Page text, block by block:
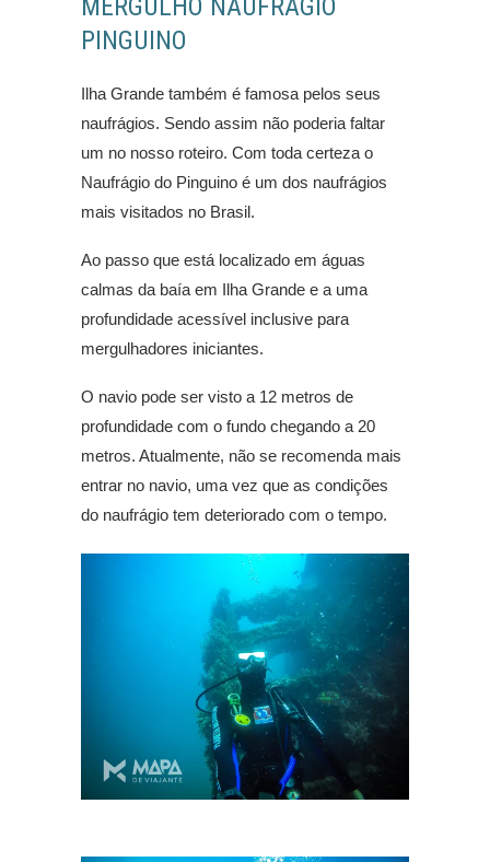
MERGULHO NAUFRÁGIO
PINGUINO
Ilha Grande também é famosa pelos seus
naufrágios. Sendo assim não poderia faltar
um no nosso roteiro. Com toda certeza o
Naufrágio do Pinguino é um dos naufrágios
mais visitados no Brasil.
Ao passo que está localizado em águas
calmas da baía em Ilha Grande e a uma
profundidade acessível inclusive para
mergulhadores iniciantes.
O navio pode ser visto a 12 metros de
profundidade com o fundo chegando a 20
metros. Atualmente, não se recomenda mais
entrar no navio, uma vez que as condições
do naufrágio tem deteriorado com o tempo.